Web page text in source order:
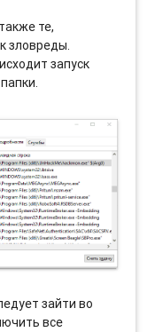
те,
зловреды.
запуск
зайти во
все